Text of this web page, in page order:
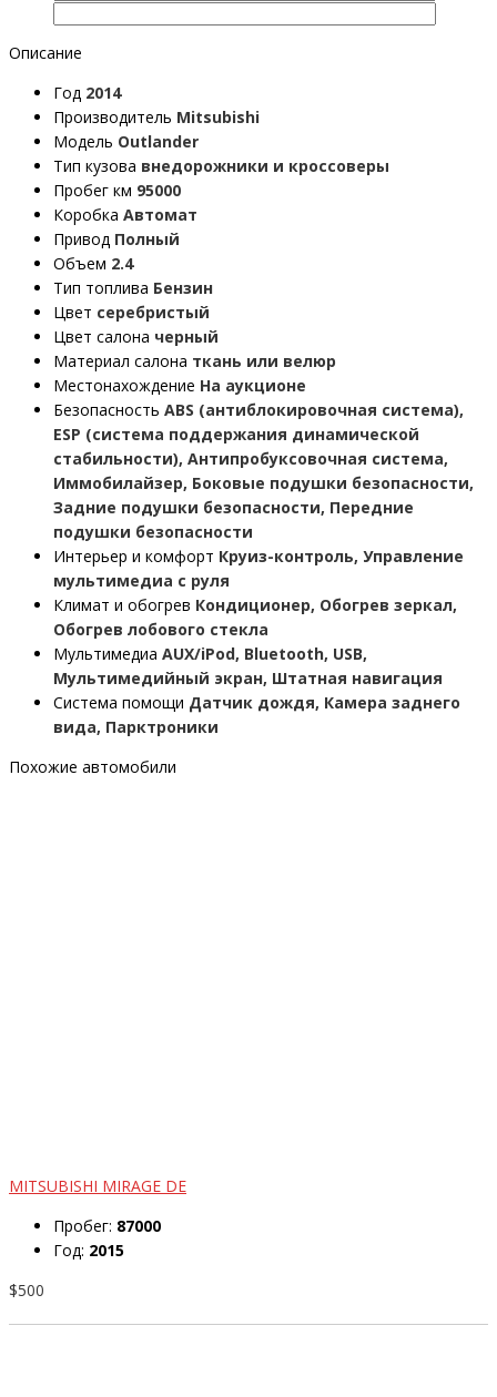
Описание
Год 2014
Производитель Mitsubishi
Модель Outlander
Тип кузова внедорожники и кроссоверы
Пробег км 95000
Коробка Автомат
Привод Полный
Объем 2.4
Тип топлива Бензин
Цвет серебристый
Цвет салона черный
Материал салона ткань или велюр
Местонахождение На аукционе
Безопасность ABS (антиблокировочная система),
ESP (система поддержания динамической
стабильности), Антипробуксовочная система,
Иммобилайзер, Боковые подушки безопасности,
Задние подушки безопасности, Передние
подушки безопасности
Интерьер и комфорт Круиз-контроль, Управление
мультимедиа с руля
Климат и обогрев Кондиционер, Обогрев зеркал,
Обогрев лобового стекла
Мультимедиа AUX/iPod, Bluetooth, USB,
Мультимедийный экран, Штатная навигация
Система помощи Датчик дождя, Камера заднего
вида, Парктроники
Похожие автомобили
MITSUBISHI MIRAGE DE
Пробег: 87000
Год: 2015
$500